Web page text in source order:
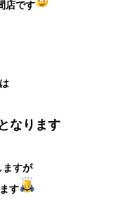
店です
は
となります
ますが
す